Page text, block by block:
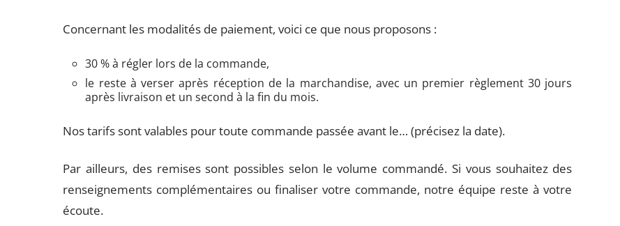
Concernant les modalités de paiement, voici ce que nous proposons :
30 % à régler lors de la commande,
le reste à verser après réception de la marchandise, avec un premier règlement 30 jours
après livraison et un second à la fin du mois.
Nos tarifs sont valables pour toute commande passée avant le… (précisez la date).
Par ailleurs, des remises sont possibles selon le volume commandé. Si vous souhaitez des
renseignements complémentaires ou finaliser votre commande, notre équipe reste à votre
écoute.